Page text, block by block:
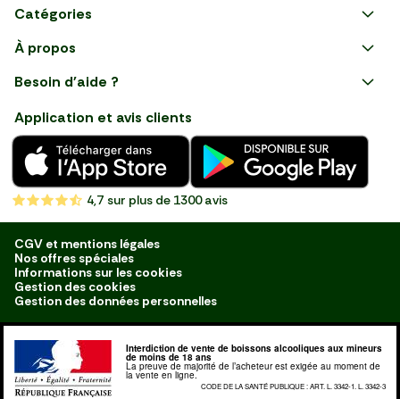
Catégories
Faire ses courses en ligne
Nouveautés
Fruits
Légumes
Boucherie
Charcuterie
Poissonnerie
Fromagerie
Crèmerie
Traiteur
Boulangerie
À propos
et savoir-faire français en
choisissant notre service de
livraison de produits frais et
de qualité, livrés directement
chez vous. Une expérience
de courses en ligne pensée
pour vous.
Besoin d'aide ?
Application et avis clients
4,7 sur plus de 1300 avis
CGV et mentions légales
Nos offres spéciales
Informations sur les cookies
Gestion des cookies
Gestion des données personnelles
Interdiction de vente de boissons alcooliques aux mineurs
de moins de 18 ans
La preuve de majorité de l’acheteur est exigée au moment de
la vente en ligne.
CODE DE LA SANTÉ PUBLIQUE : ART. L. 3342-1. L. 3342-3